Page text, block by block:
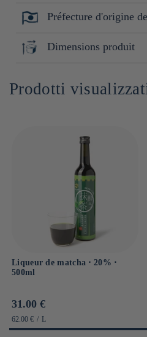
Sucre (fabriqué au Japon),
épaississant : polysaccharide
Préfecture d'origine
Ibaraki
Dimensions produit
Prodotti
Liqueur de matcha ⋅ 20% ⋅
500ml
Prix
habituel
31.00 €
PRIX
UNITAIRE
62.00 € / PAR
L